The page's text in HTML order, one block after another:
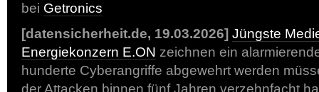
bei Getronics
[datensicherheit.de, 19.03.2026] Jüngste
Energiekonzern E.ON zeichnen ein
hunderte Cyberangriffe abgewehrt werden
der Attacken binnen fünf Jahren verzehnfacht